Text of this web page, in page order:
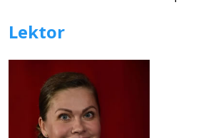
Lektor